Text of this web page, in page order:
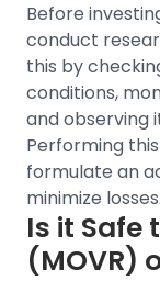
Before
conduct
this by
conditions,
and observing
Performing
formulate an
minimize losses.
Is it Safe
(MOVR)